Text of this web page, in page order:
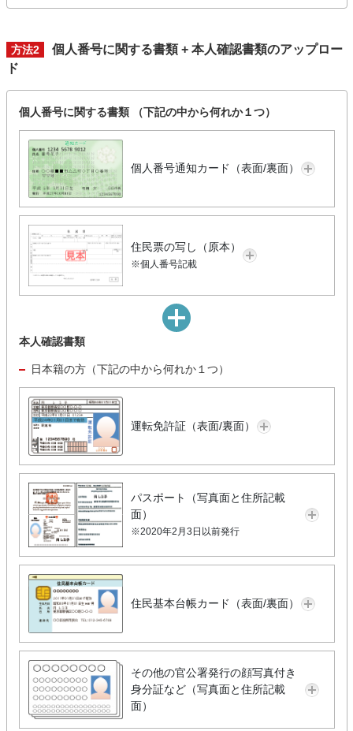
方法2
個人番号に関する書類 + 本人確認書類のアップロー
ド
個人番号に関する書類 （下記の中から何れか１つ）
個人番号通知カード（表面/裏面）
住民票の写し（原本）
※個人番号記載
本人確認書類
日本籍の方（下記の中から何れか１つ）
運転免許証（表面/裏面）
パスポート（写真面と住所記載
面）
※2020年2月3日以前発行
住民基本台帳カード（表面/裏面）
その他の官公署発行の顔写真付き
身分証など（写真面と住所記載
面）